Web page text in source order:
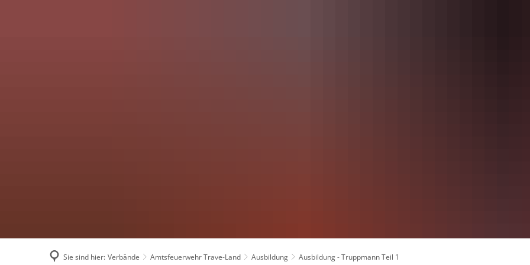
Sie sind hier: Verbände Amtsfeuerwehr Trave-Land Ausbildung Ausbildung - Truppmann Teil 1